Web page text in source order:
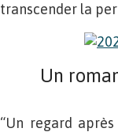
transcender la
Un
“Un regard